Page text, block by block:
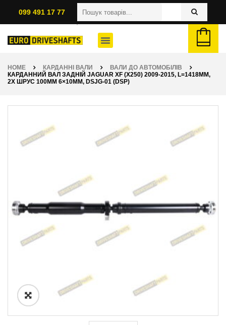
099 491 17 77
HOME КАРДАННІ ВАЛИ
ВАЛИ ДО АВТОМОБІЛІВ
КАРДАННИЙ ВАЛ ЗАДНІЙ JAGUAR XF (X250) 2009-2015, L=1418ММ,
2X ШРУС 100ММ 6×10ММ, DSJG-01 (DSP)